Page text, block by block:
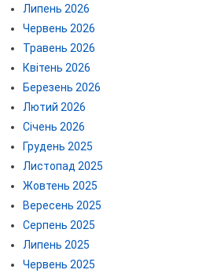
Липень 2026
Червень 2026
Травень 2026
Квітень 2026
Березень 2026
Лютий 2026
Січень 2026
Грудень 2025
Листопад 2025
Жовтень 2025
Вересень 2025
Серпень 2025
Липень 2025
Червень 2025